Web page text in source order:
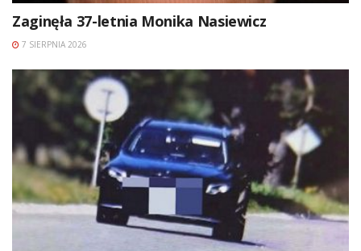
Zaginęła 37-letnia Monika Nasiewicz
7 SIERPNIA 2026